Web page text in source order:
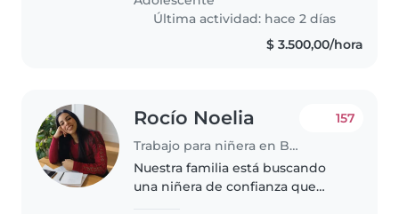
y..
Última actividad: hace 2 días
$ 3.500,00/hora
Rocío Noelia
Trabajo para niñera en Buenos Aires
157
Nuestra familia está buscando
una niñera de confianza que